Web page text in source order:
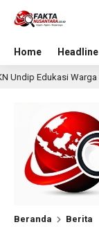
Home Headline
tentang Pencegahan
Beranda Berita